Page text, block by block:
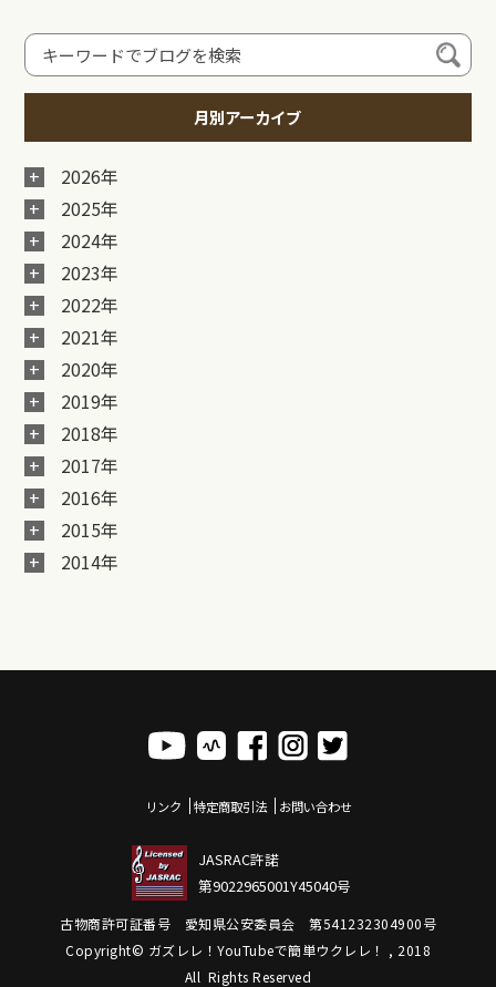
月別アーカイブ
2026年
2025年
2024年
2023年
2022年
2021年
2020年
2019年
2018年
2017年
2016年
2015年
2014年
リンク 特定商取引法 お問い合わせ
JASRAC許諾
第9022965001Y45040号
古物商許可証番号 愛知県公安委員会 第541232304900号
Copyright© ガズレレ！YouTubeで簡単ウクレレ！ , 2018
All Rights Reserved